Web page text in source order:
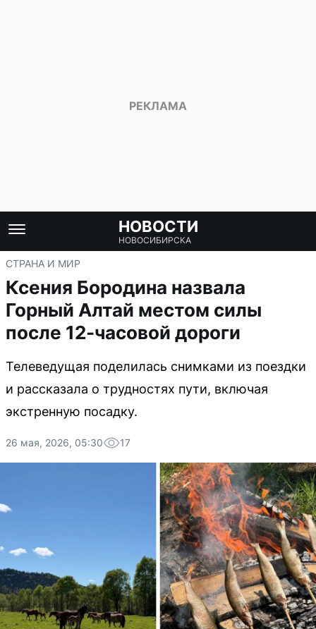
НОВОСТИ
НОВОСИБИРСКА
СТРАНА И МИР
Ксения Бородина назвала
Горный Алтай местом силы
после 12-часовой дороги
Телеведущая поделилась снимками из поездки
и рассказала о трудностях пути, включая
экстренную посадку.
26 мая, 2026, 05:30 17